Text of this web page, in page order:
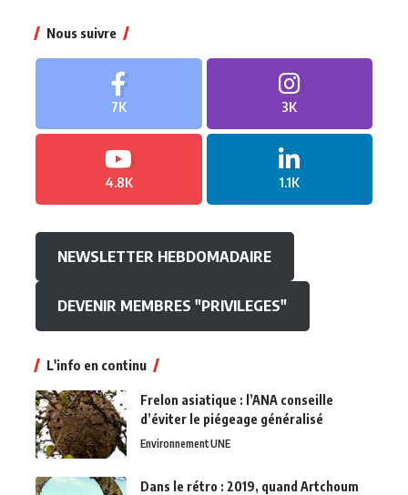
Nous suivre
7K 3K
4.8K 1.1K
NEWSLETTER HEBDOMADAIRE
DEVENIR MEMBRES "PRIVILEGES"
L'info en continu
Frelon asiatique : l’ANA conseille
d’éviter le piégeage généralisé
EnvironnementUNE
Dans le rétro : 2019, quand Artchoum